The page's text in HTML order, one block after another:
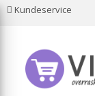
Kundeservice